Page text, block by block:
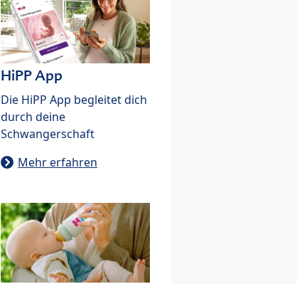
HiPP App
Die HiPP App begleitet dich
durch deine
Schwangerschaft
Mehr erfahren